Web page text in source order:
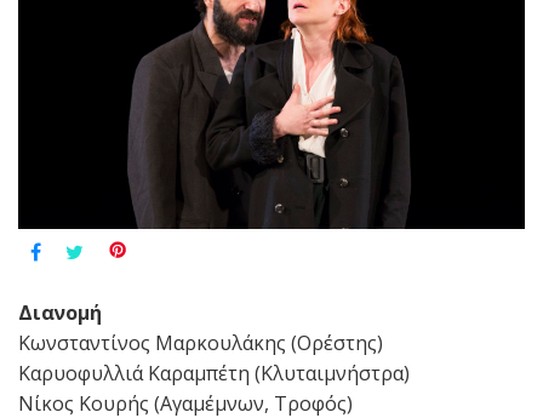
Διανομή
Κωνσταντίνος Μαρκουλάκης (Ορέστης)
Καρυοφυλλιά Καραμπέτη (Κλυταιμνήστρα)
Νίκος Κουρής (Αγαμέμνων, Τροφός)